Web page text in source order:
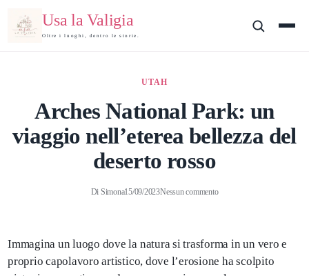
Usa la Valigia
Oltre i luoghi, dentro le storie.
UTAH
Arches National Park: un
viaggio nell’eterea bellezza del
deserto rosso
Di Simona15/09/2023Nessun commento
Immagina un luogo dove la natura si trasforma in un vero e
proprio capolavoro artistico, dove l’erosione ha scolpito